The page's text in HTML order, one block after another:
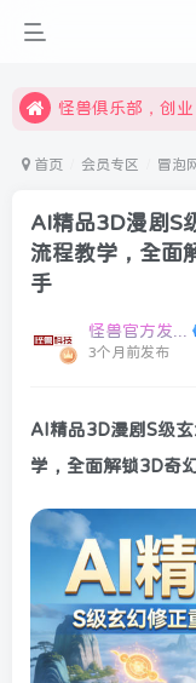
限时开通会员更
怪兽俱乐部，创
首页 会员专区 冒泡
AI精品3D漫剧S
流程教学，全面
手
3个月前发布
AI精品3D漫剧S级
学，全面解锁3D奇